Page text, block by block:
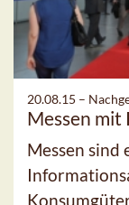
20.08.15 –
Messen mit
Messen sind